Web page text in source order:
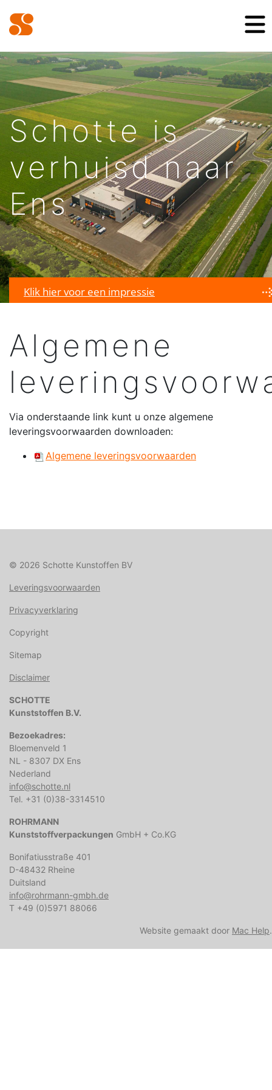
Schotte is
verhuisd naar
Ens
Klik hier voor een impressie
Algemene
Via onderstaande link kunt u onze algemene
leveringsvoorwaarden downloaden:
Algemene leveringsvoorwaarden
© 2026 Schotte Kunstoffen BV
Leveringsvoorwaarden
Privacyverklaring
Copyright
Sitemap
Disclaimer
SCHOTTE
Kunststoffen B.V.
Bezoekadres:
Bloemenveld 1
NL - 8307 DX Ens
Nederland
info@schotte.nl
Tel. +31 (0)38-3314510
ROHRMANN
Kunststoffverpackungen GmbH + Co.KG
Bonifatiusstraße 401
D-48432 Rheine
Duitsland
info@rohrmann-gmbh.de
T +49 (0)5971 88066
Website gemaakt door Mac Help.